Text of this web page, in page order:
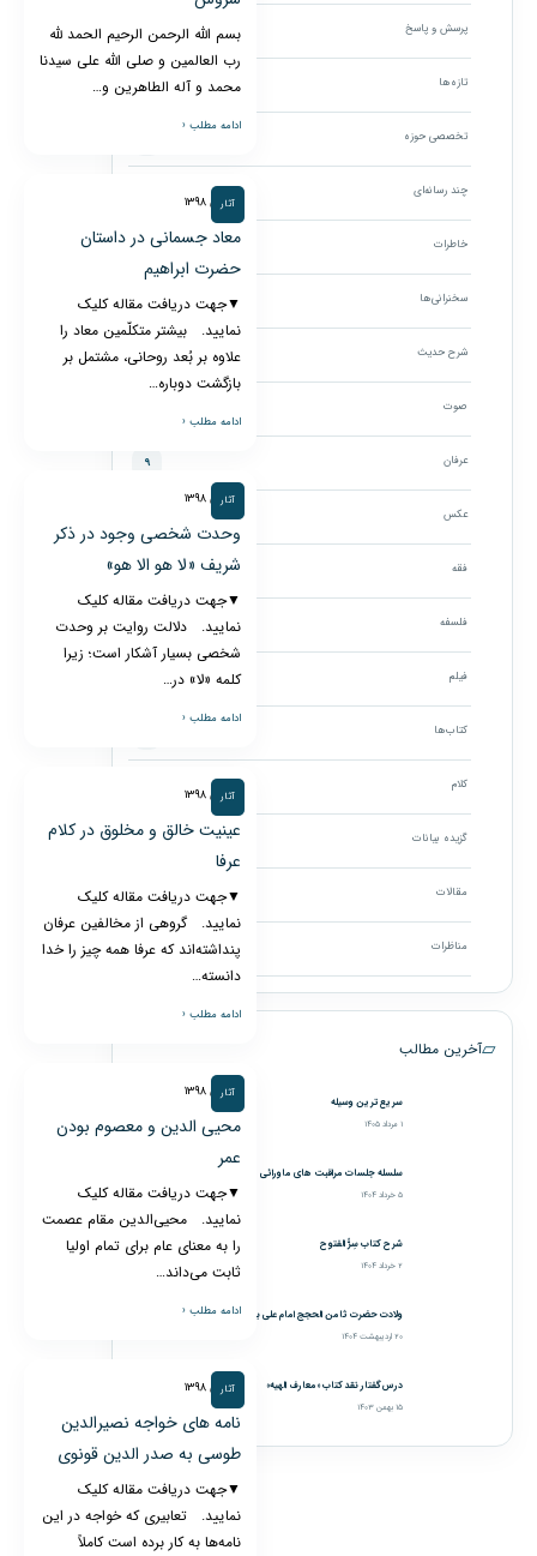
پرسش و پاسخ ۸
تازه‌ها ۱۸۹
تخصصی حوزه
چند رسانه‌ای
خاطرات ۳
سخنرانی‌ها ۱۷۴
شرح حدیث ۴
صوت
عرفان ۹
عکس
فقه ۳
فلسفه ۳
فیلم
کتاب‌ها
کلام
گزیده بیانات ۱۹
مقالات ۹۴
مناظرات ۸
▱آخرین مطالب
سریع‌ترین وسیله
۱ مرداد ۱۴۰۵
سلسله جلسات مراقبت های ماورائی
۵ خرداد ۱۴۰۴
شرح کتاب سِرُّ الفتوح
۲ خرداد ۱۴۰۴
ولادت حضرت ثامن الحجج امام علی بن موسی الرضا علیه‌السلام ۱۴۴۶
۲۰ اردیبهشت ۱۴۰۴
درس‌گفتار نقد کتاب «معارف الهیه»
۱۵ بهمن ۱۴۰۳
بسم الله الرحمن الرحیم الحمد لله
رب العالمین و صلی الله علی سیدنا
محمد و آله الطاهرین و…
ادامه مطلب ‹
آثار
۲۸ دی ۱۳۹۸
معاد جسمانی در داستان
حضرت ابراهیم
▼جهت دریافت مقاله کلیک
نمایید. بیشتر متکلّمین معاد را
علاوه بر بُعد روحانی، مشتمل بر
بازگشت دوباره…
ادامه مطلب ‹
آثار
۲۸ دی ۱۳۹۸
وحدت شخصی وجود در ذکر
شریف «لا هو الا هو»
▼جهت دریافت مقاله کلیک
نمایید. دلالت روایت بر وحدت
شخصی بسیار آشکار است؛ زیرا
کلمه «لا» در…
ادامه مطلب ‹
آثار
۲۸ دی ۱۳۹۸
عینیت خالق و مخلوق در کلام
عرفا
▼جهت دریافت مقاله کلیک
نمایید. گروهی از مخالفین عرفان
پنداشته‌اند که عرفا همه چیز را خدا
دانسته…
ادامه مطلب ‹
آثار
۲۸ دی ۱۳۹۸
محیی الدین و معصوم بودن
عمر
▼جهت دریافت مقاله کلیک
نمایید. محیی‌الدین مقام عصمت
را به معنای عام برای تمام اولیا
ثابت می‌داند…
ادامه مطلب ‹
آثار
۲۸ دی ۱۳۹۸
نامه های خواجه نصیرالدین
طوسی به صدر الدین قونوی
▼جهت دریافت مقاله کلیک
نمایید. تعابیری که خواجه در این
نامه‌ها به کار برده است کاملاً